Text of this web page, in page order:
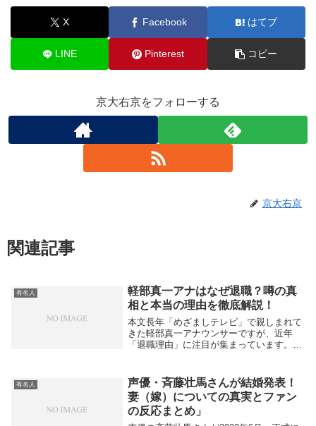
X Facebook はてブ
LINE Pinterest コピー
京大右京をフォローする
京大右京
関連記事
有名人
軽部真一アナはなぜ退職？噂の真
相と本当の理由を徹底解説！
本文長年「めざましテレビ」で親しまれて
きた軽部真一アナウンサーですが、近年
「退職理由」に注目が集まっています。一
クティブアナウンサーに昇格し、むしろ役
割が拡大してい...
有名人
声優・斉藤壮馬さんが結婚発表！
妻（嫁）についての真実とファン
の反応まとめ」